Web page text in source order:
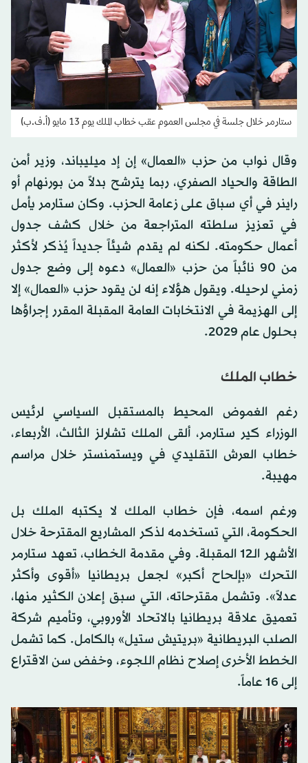
ستارمر خلال جلسة في مجلس العموم عقب خطاب الملك يوم 13 مايو (أ.ف.ب)
وقال نواب من حزب «العمال» إن إد ميليباند، وزير أمن
الطاقة والحياد الصفري، ربما يترشح بدلاً من بورنهام أو
راينر في أي سباق على زعامة الحزب. وكان ستارمر يأمل
في تعزيز سلطته المتراجعة من خلال كشف جدول
أعمال حكومته. لكنه لم يقدم شيئاً جديداً ​يُذكر لأكثر
من 90 نائباً من ​حزب «العمال» دعوه إلى وضع جدول
زمني لرحيله. ويقول هؤلاء إنه لن يقود حزب «العمال» إلا
إلى الهزيمة في الانتخابات العامة المقبلة المقرر إجراؤها
بحلول عام 2029.
خطاب الملك
رغم الغموض المحيط بالمستقبل السياسي لرئيس
الوزراء كير ستارمر، ألقى الملك تشارلز الثالث، الأربعاء،
خطاب العرش التقليدي في ويستمنستر خلال مراسم
مهيبة.
ورغم اسمه، فإن خطاب الملك لا يكتبه الملك بل
الحكومة، التي تستخدمه لذكر المشاريع المقترحة خلال
الأشهر الـ12 المقبلة. وفي مقدمة الخطاب، تعهد ستارمر
التحرك «بإلحاح أكبر» لجعل بريطانيا «أقوى وأكثر
عدلاً». وتشمل مقترحاته، التي سبق إعلان الكثير منها،
تعميق علاقة بريطانيا بالاتحاد الأوروبي، وتأميم شركة
الصلب البريطانية «بريتيش ستيل» بالكامل. كما تشمل
الخطط الأخرى إصلاح نظام اللجوء، وخفض سن الاقتراع
إلى 16 عاماً.